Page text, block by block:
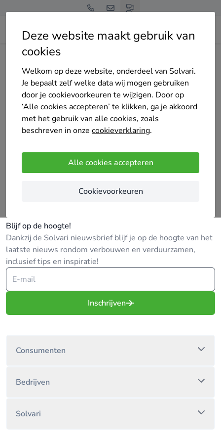
Deze website maakt gebruik van
cookies
Welkom op deze website, onderdeel van Solvari.
Je bepaalt zelf welke data wij mogen gebruiken
door je cookievoorkeuren te wijzigen. Door op
‘Alle cookies accepteren’ te klikken, ga je akkoord
met het gebruik van alle cookies, zoals
beschreven in onze cookieverklaring.
Alle cookies accepteren
Cookievoorkeuren
Home Isolatie
klus-bouw-en-onderhoudsbedrijf-warnier
Oeps!
later opnieuw.
Probeer opnieuw
Blijf op de hoogte!
Dankzij de Solvari nieuwsbrief blijf je op de hoogte van het
laatste nieuws rondom verbouwen en verduurzamen,
inclusief tips en inspiratie!
Inschrijven
Consumenten
Bedrijven
Solvari